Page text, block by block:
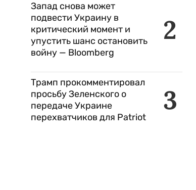
2
Запад снова может
подвести Украину в
критический момент и
упустить шанс остановить
войну — Bloomberg
3
Трамп прокомментировал
просьбу Зеленского о
передаче Украине
перехватчиков для Patriot